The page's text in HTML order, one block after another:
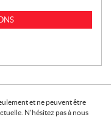
et ne peuvent être
N'hésitez pas à nous